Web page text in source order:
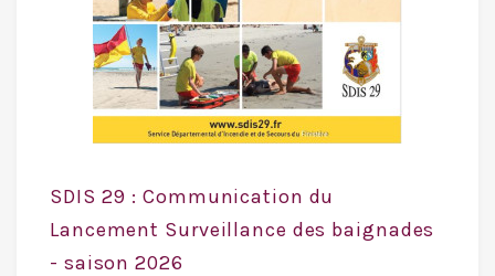
SDIS 29 : Communication du
Lancement Surveillance des baignades
- saison 2026